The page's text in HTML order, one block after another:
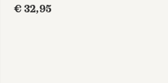
€ 32,95